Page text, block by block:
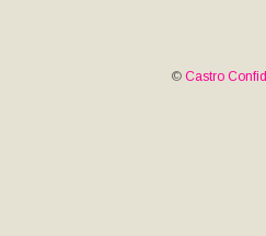
© Castro